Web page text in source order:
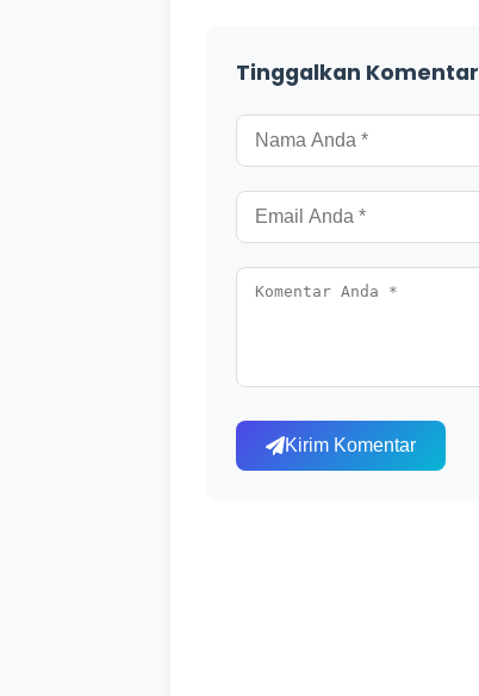
Tinggalkan Komentar
Kirim Komentar